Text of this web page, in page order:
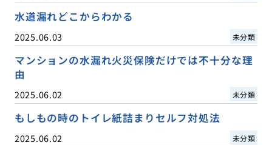
水道漏れどこからわかる
2025.06.03 未分類
マンションの水漏れ火災保険だけでは不十分な理
由
2025.06.02 未分類
もしもの時のトイレ紙詰まりセルフ対処法
2025.06.02 未分類